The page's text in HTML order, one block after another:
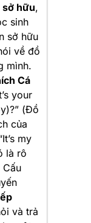
hữu,
sinh
sở hữu
về đồ
mình.
Cá
your
(Đồ
của
my
là rô
và trả